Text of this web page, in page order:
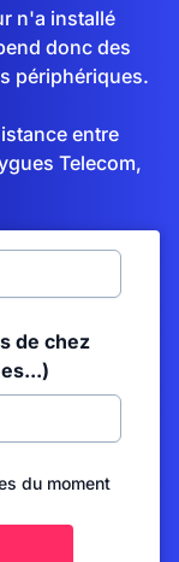
n'a installé
donc des
périphériques.
entre
Telecom,
de chez
du moment